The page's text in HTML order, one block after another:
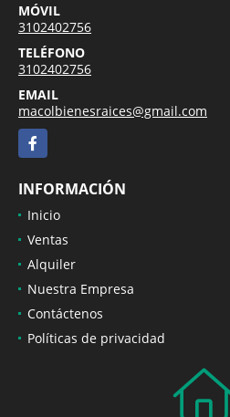
MÓVIL
3102402756
TELÉFONO
3102402756
EMAIL
macolbienesraices@gmail.com
Facebook
INFORMACIÓN
Inicio
Ventas
Alquiler
Nuestra Empresa
Contáctenos
Políticas de privacidad